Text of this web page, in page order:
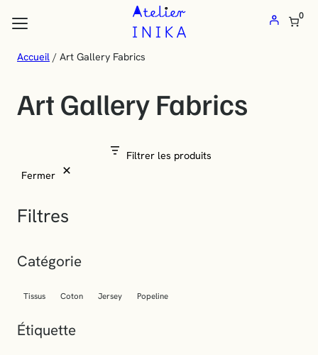
au
Atelier
Inika
:
de
tissus
au
0
flèches haut et bas pour évaluer entrer pour aller à la page
Accueil / Art Gallery Fabrics
Art Gallery Fabrics
Filtrer les produits
Fermer
Filtres
Catégorie
Tissus Coton Jersey Popeline
Étiquette